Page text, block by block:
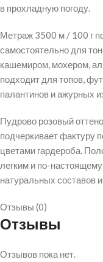
в прохладную погоду.
Метраж 3500 м / 100 г
самостоятельно для
кашемиром, мохером,
подходит для топов,
палантинов и ажурных
Пудрово розовый
подчеркивает фактуру
цветами гардероба.
легким и по-
натуральных составов
Отзывы (0)
Отзывы
Отзывов пока нет.